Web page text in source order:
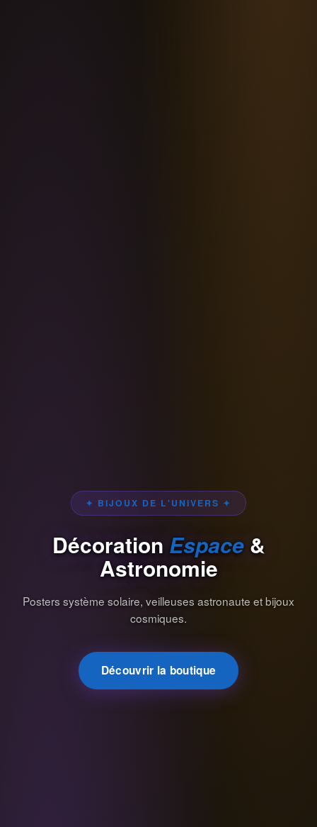
✦ BIJOUX DE L'UNIVERS ✦
Décoration Espace&
Astronomie
Posters système solaire, veilleuses astronaute et bijoux
cosmiques.
Découvrir la boutique